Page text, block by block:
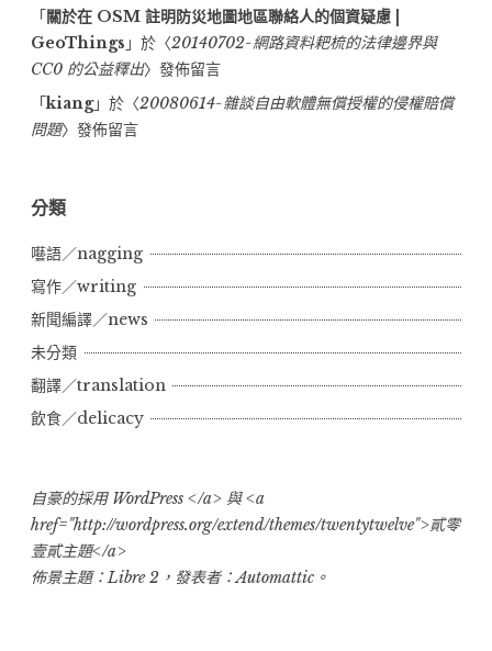
「 關於在 OSM 註明防災地圖地區聯絡人的個資疑慮 |
GeoThings 」於〈20140702-網路資料耙梳的法律邊界與
CC0 的公益釋出〉發佈留言
「kiang」於〈20080614-雜談自由軟體無償授權的侵權賠償
問題〉發佈留言
分類
囈語／nagging
寫作／writing
新聞編譯／news
未分類
翻譯／translation
飲食／delicacy
自豪的採用 WordPress </a> 與 <a
href="http://wordpress.org/extend/themes/twentytwelve">貳零
壹貳主題</a>
佈景主題：Libre 2，發表者：Automattic 。